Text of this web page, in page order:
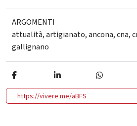
ARGOMENTI
attualità,artigianato,ancona,cna,
gallignano
https://vivere.me/aBFS